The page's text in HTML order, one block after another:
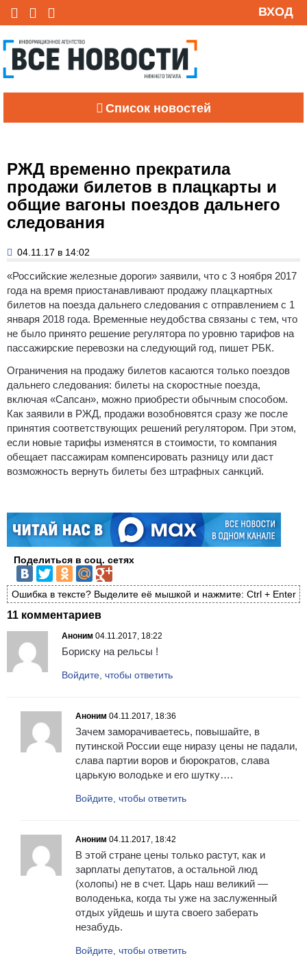
ВХОД
Список новостей
РЖД временно прекратила
продажи билетов в плацкарты и
общие вагоны поездов дальнего
следования
04.11.17 в 14:02
«Российские железные дороги» заявили, что с 3 ноября 2017
года на время приостанавливают продажу плацкартных
билетов на поезда дальнего следования с отправлением с 1
января 2018 года. Временные неудобства связаны с тем, что
не было принято решение регулятора по уровню тарифов на
пассажирские перевозки на следующий год, пишет РБК.
Ограничения на продажу билетов касаются только поездов
дальнего следования: билеты на скоростные поезда,
включая «Сапсан», можно приобрести обычным способом.
Как заявили в РЖД, продажи возобновятся сразу же после
принятия соответствующих решений регулятором. При этом,
если новые тарифы изменятся в стоимости, то компания
обещает пассажирам компенсировать разницу или даст
возможность вернуть билеты без штрафных санкций.
Поделиться в соц. сетях
Ошибка в тексте? Выделите её мышкой и нажмите: Ctrl + Enter
11 комментариев
Аноним 04.11.2017, 18:22
Бориску на рельсы !
Войдите, чтобы ответить
Аноним 04.11.2017, 18:36
Зачем заморачиваетесь, повышайте, в
путинской России еще ниразу цены не падали,
слава партии воров и бюрократов, слава
царькую володьке и его шутку….
Войдите, чтобы ответить
Аноним 04.11.2017, 18:42
В этой стране цены только растут, как и
зарплаты депутатов, а остальной люд
(холопы) не в счет. Царь наш великий —
володенька, когда ты уже на заслуженный
отдых уйдешь и шута своего заберать
незабудь.
Войдите, чтобы ответить